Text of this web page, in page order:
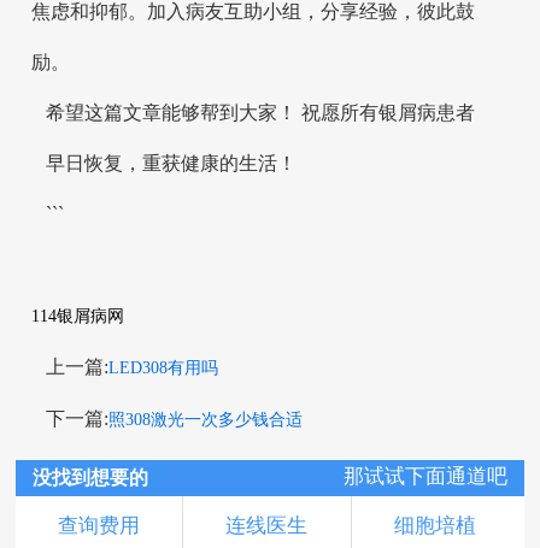
焦虑和抑郁。加入病友互助小组，分享经验，彼此鼓
励。
希望这篇文章能够帮到大家！ 祝愿所有银屑病患者
早日恢复，重获健康的生活！
```
114银屑病网
上一篇:LED308有用吗
下一篇:照308激光一次多少钱合适
没找到想要的 那试试下面通道吧
查询费用 连线医生 细胞培植